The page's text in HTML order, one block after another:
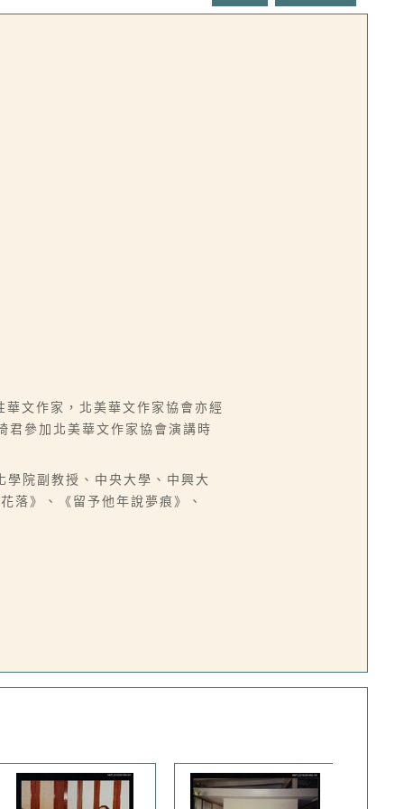
文作家，北美華文作家協會亦經
參加北美華文作家協會演講時
院副教授、中央大學、中興大
落》、《留予他年說夢痕》、